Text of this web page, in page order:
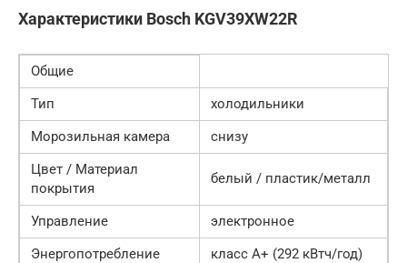
Характеристики Bosch KGV39XW22R
Общие
Тип
холодильники
Морозильная камера
снизу
Цвет / Материал
покрытия
белый / пластик/металл
Управление
электронное
Энергопотребление
класс A+ (292 кВтч/год)